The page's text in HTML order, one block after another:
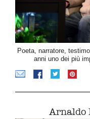
Poeta, narratore,
anni uno dei più
Arnaldo